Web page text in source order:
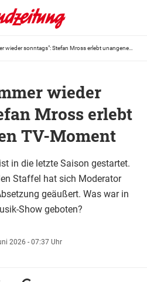
wieder
Mross erlebt
TV-Moment
in die letzte Saison gestartet.
Staffel hat sich Moderator
geäußert. Was war in
Show geboten?
2026 - 07:37 Uhr